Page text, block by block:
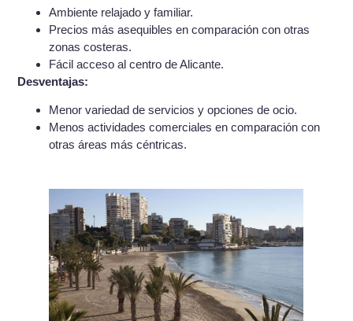
Ambiente relajado y familiar.
Precios más asequibles en comparación con otras
zonas costeras.
Fácil acceso al centro de Alicante.
Desventajas:
Menor variedad de servicios y opciones de ocio.
Menos actividades comerciales en comparación con
otras áreas más céntricas.